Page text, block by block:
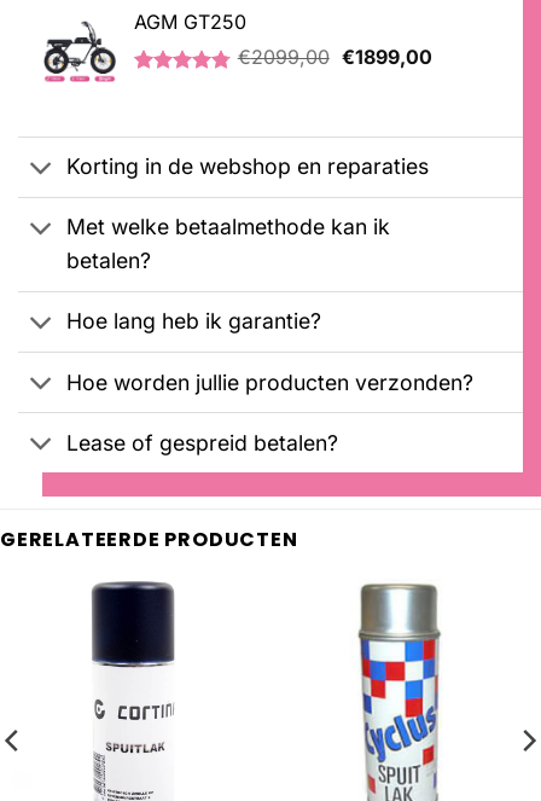
5.00 op 5
gebaseerd
op
klantbeoordelingen
AGM GT250
klantbeoordelingen
€2099,00 Oorspronkelijke
€1899,00Huidige
Korting in de webshop en reparaties
Met welke betaalmethode kan ik
betalen?
Hoe lang heb ik garantie?
Hoe worden jullie producten verzonden?
Lease of gespreid betalen?
GERELATEERDE PRODUCTEN